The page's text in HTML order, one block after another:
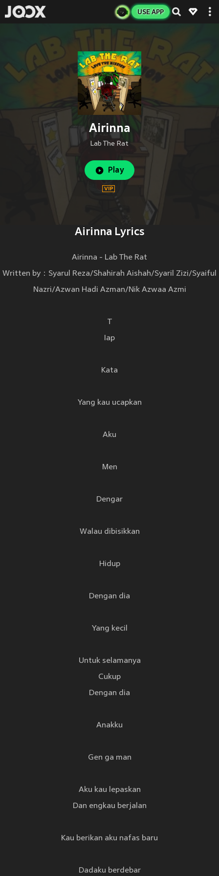
USE APP
Airinna
Lab The Rat
Play
Airinna Lyrics
Airinna - Lab The Rat
Written by：Syarul Reza/Shahirah Aishah/Syaril Zizi/Syaiful
Nazri/Azwan Hadi Azman/Nik Azwaa Azmi
T
Iap
Kata
Yang kau ucapkan
Aku
Men
Dengar
Walau dibisikkan
Hidup
Dengan dia
Yang kecil
Untuk selamanya
Cukup
Dengan dia
Anakku
Gen ga man
Aku kau lepaskan
Dan engkau berjalan
Kau berikan aku nafas baru
Dadaku berdebar